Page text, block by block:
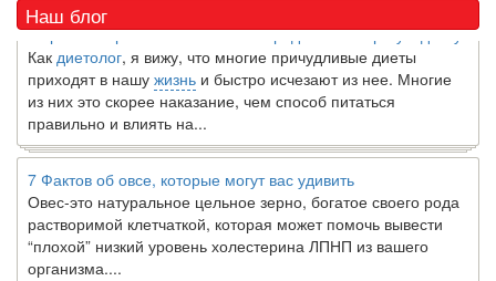
Наш блог
5 причин обратить внимание на средиземноморскую диету
Как
диетолог
, я вижу, что многие причудливые диеты
приходят в нашужизньи быстро исчезают из нее. Многие
из них это скорее наказание, чем способ питаться
правильно и влиять на...
7 Фактов об овсе, которые могут вас удивить
Овес-это натуральное цельное зерно, богатое своего рода
растворимой клетчаткой, которая может помочь вывести
“плохой” низкий уровень холестерина ЛПНП из вашего
организма....